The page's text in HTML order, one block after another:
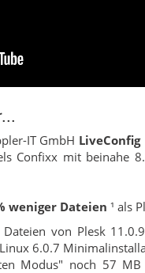
IT GmbH LiveConfig
Confixx mit beinahe
weniger Dateien ¹ als
von Plesk
6.0.7
Modus" noch 57